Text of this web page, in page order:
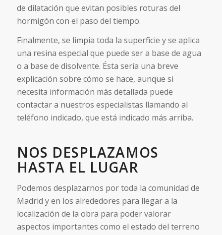
de dilatación que evitan posibles roturas del
hormigón con el paso del tiempo.
Finalmente, se limpia toda la superficie y se aplica
una resina especial que puede ser a base de agua
o a base de disolvente. Ésta sería una breve
explicación sobre cómo se hace, aunque si
necesita información más detallada puede
contactar a nuestros especialistas llamando al
teléfono indicado, que está indicado más arriba.
NOS DESPLAZAMOS
HASTA EL LUGAR
Podemos desplazarnos por toda la comunidad de
Madrid y en los alrededores para llegar a la
localización de la obra para poder valorar
aspectos importantes como el estado del terreno